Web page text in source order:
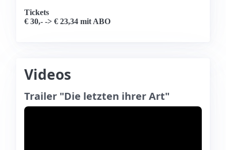
Tickets
€ 30,- -> € 23,34 mit ABO
Videos
Trailer "Die letzten ihrer Art"